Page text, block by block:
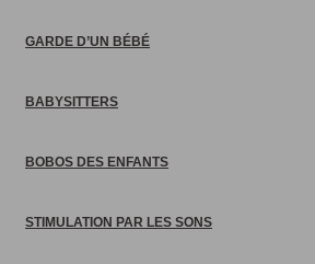
GARDE D’UN BÉBÉ
BABYSITTERS
BOBOS DES ENFANTS
STIMULATION PAR LES SONS